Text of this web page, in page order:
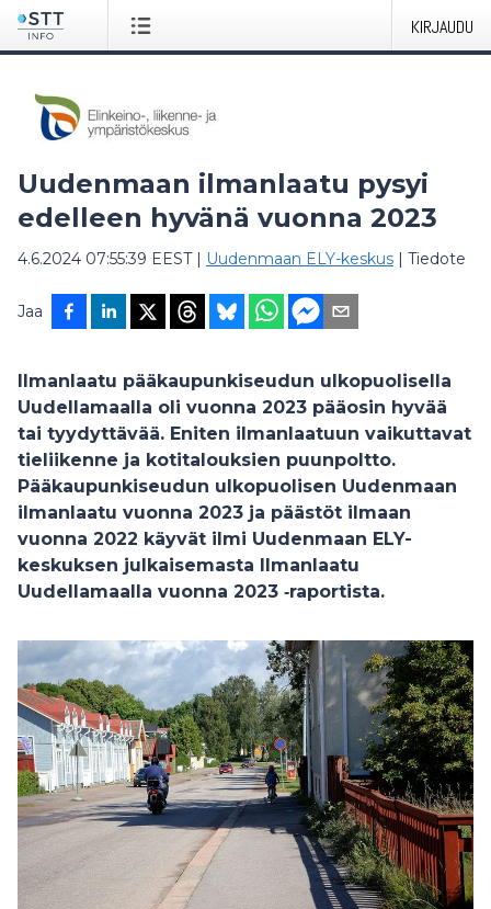
KIRJAUDU
Uudenmaan ilmanlaatu pysyi
edelleen hyvänä vuonna 2023
4.6.2024 07:55:39 EEST| Uudenmaan ELY-keskus | Tiedote
Jaa
Ilmanlaatu pääkaupunkiseudun ulkopuolisella
Uudellamaalla oli vuonna 2023 pääosin hyvää
tai tyydyttävää. Eniten ilmanlaatuun vaikuttavat
tieliikenne ja kotitalouksien puunpoltto.
Pääkaupunkiseudun ulkopuolisen Uudenmaan
ilmanlaatu vuonna 2023 ja päästöt ilmaan
vuonna 2022 käyvät ilmi Uudenmaan ELY-
keskuksen julkaisemasta Ilmanlaatu
Uudellamaalla vuonna 2023 ‑raportista.